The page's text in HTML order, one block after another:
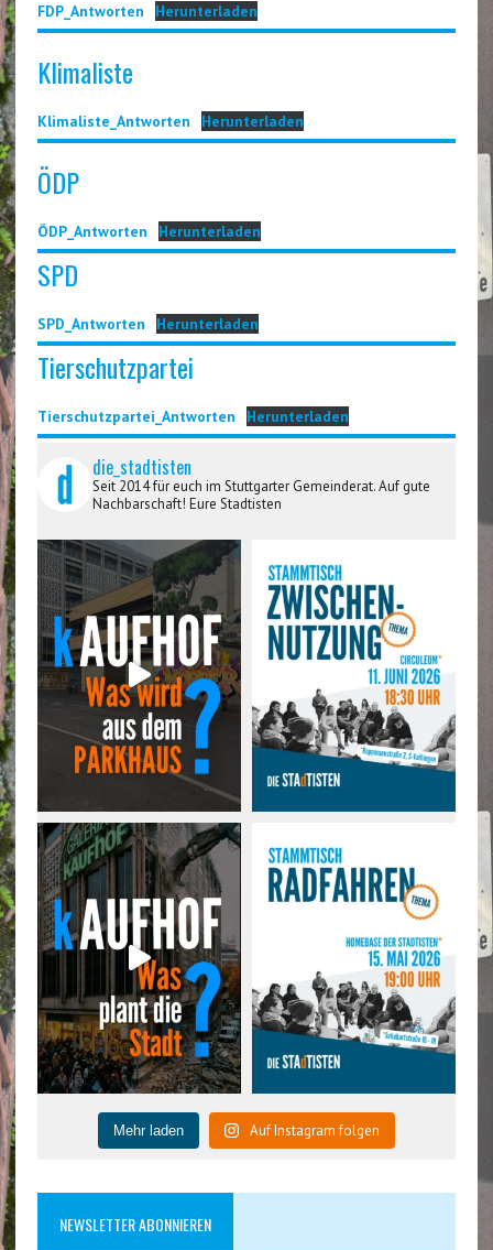
FDP_Antworten Herunterladen
Klimaliste
Klimaliste_Antworten Herunterladen
ÖDP
ÖDP_Antworten Herunterladen
SPD
SPD_Antworten Herunterladen
Tierschutzpartei
Tierschutzpartei_Antworten Herunterladen
die_stadtisten
Seit 2014 für euch im Stuttgarter Gemeinderat. Auf gute
Nachbarschaft! Eure Stadtisten
Mehr laden Auf Instagram folgen
NEWSLETTER ABONNIEREN